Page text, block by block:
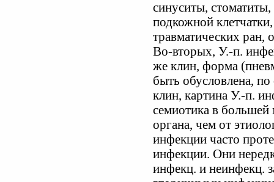
синуситы,
подкожной
травматических ран,
Во-вторых, У.-п.
же клин, форма
быть обусловлена,
клин, картина У.-п.
семиотика в большей
органа, чем от
инфекции часто
инфекции. Они
инфекц. и неинфекц.